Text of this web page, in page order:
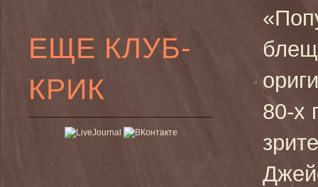
ЕЩЕ КЛУБ-
КРИК
80-х